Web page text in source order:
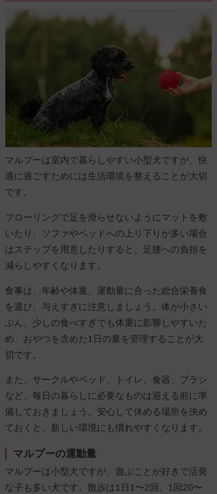
マルプーは室内で暮らしやすい小型犬ですが、快
適に過ごすためには生活環境を整えることが大切
です。
フローリングで足を滑らせないようにマットを敷
いたり、ソファやベッドへの上り下りが多い場合
はステップを用意したりすると、足腰への負担を
減らしやすくなります。
食事は、年齢や体重、運動量に合った総合栄養食
を選び、与えすぎに注意しましょう。体が小さい
ぶん、少しの食べすぎでも体重に影響しやすいた
め、おやつを含めた1日の量を管理することが大
切です。
また、サークルやベッド、トイレ、食器、ブラシ
など、毎日の暮らしに必要なものは迎える前に準
備しておきましょう。安心して休める場所を決め
ておくと、新しい環境にも慣れやすくなります。
マルプーの運動量
マルプーは小型犬ですが、遊ぶことが好きで活発
な子も多い犬です。散歩は1日1〜2回、1回20〜